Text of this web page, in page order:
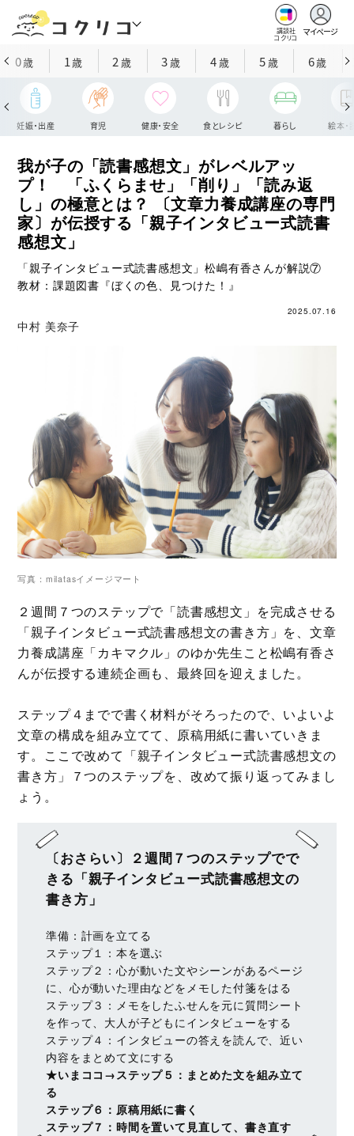
講談社
コクリコ
マイページ
0歳 1歳 2 歳 3歳 4歳 5歳 6歳
妊娠・出産 育児 健康・安全 食とレシピ 暮らし 絵本・
我が子の「読書感想文」がレベルアッ
プ！ 「ふくらませ」「削り」「読み返
し」の極意とは？ 〔文章力養成講座の専門
家〕が伝授する「親子インタビュー式読書
感想文」
「親子インタビュー式読書感想文」松嶋有香さんが解説⑦
教材：課題図書『ぼくの色、見つけた！』
2025.07.16
中村 美奈子
写真：milatasイメージマート
２週間７つのステップで「読書感想文」を完成させる
「親子インタビュー式読書感想文の書き方」を、文章
力養成講座「カキマクル」のゆか先生こと松嶋有香さ
んが伝授する連続企画も、最終回を迎えました。
ステップ４までで書く材料がそろったので、いよいよ
文章の構成を組み立てて、原稿用紙に書いていきま
す。ここで改めて「親子インタビュー式読書感想文の
書き方」７つのステップを、改めて振り返ってみまし
ょう。
〔おさらい〕２週間７つのステップでで
きる「親子インタビュー式読書感想文の
書き方」
準備：計画を立てる
ステップ１：本を選ぶ
ステップ２：心が動いた文やシーンがあるページ
に、心が動いた理由などをメモした付箋をはる
ステップ３：メモをしたふせんを元に質問シート
を作って、大人が子どもにインタビューをする
ステップ４：インタビューの答えを読んで、近い
内容をまとめて文にする
★いまココ→ステップ５：まとめた文を組み立て
る
ステップ６：原稿用紙に書く
ステップ７：時間を置いて見直して、書き直す